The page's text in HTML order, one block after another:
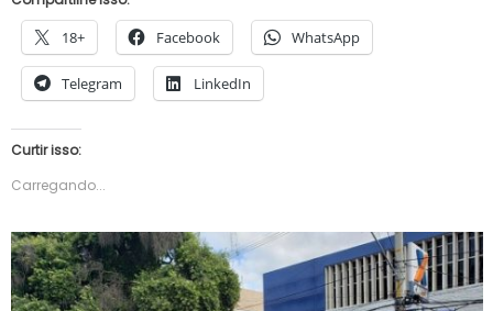
18+ Facebook WhatsApp
Telegram LinkedIn
Curtir isso:
Carregando...